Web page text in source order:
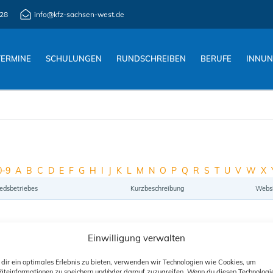
Einwilligung verwalten
dir ein optimales Erlebnis zu bieten, verwenden wir Technologien wie Cookies, um
info@kfz-sachsen-west.de
SCHULUNGEN RUNDSCHREIBEN BERUFE
9 A B C D E F G H I J K L M N O P Q R S T U V W X
Kurzbeschreibung